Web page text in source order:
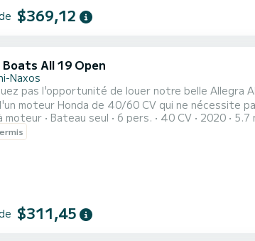
$369,12
All 19 Open
Naxos
pas l'opportunité de louer notre belle Allegra
moteur Honda de 40/60 CV qui ne nécessite
de l'équipement de sécurité aux mains
un pare-brise, un auvent, une douche, une radio
moteur Bateau seul 6 pers. 40 CV 2020 5.7
$311,45